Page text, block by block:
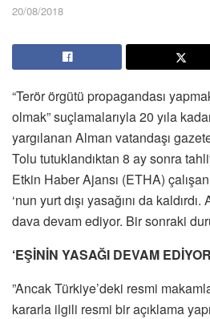
20/08/2018
“Terör örgütü propagandası
olmak” suçlamalarıyla 20 yıla
yargılanan Alman vatandaşı
Tolu tutuklandıktan 8 ay sonra
Etkin Haber Ajansı (ETHA)
‘nun yurt dışı yasağını da
dava devam ediyor. Bir sonraki
‘EŞİNİN YASAĞI DEVAM
”Ancak Türkiye’deki resmi
kararla ilgili resmi bir açıklama